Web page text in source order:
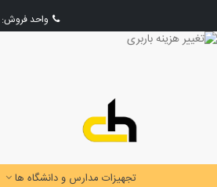
واحد فروش:
تجهیزات مدارس و دانشگاه ها